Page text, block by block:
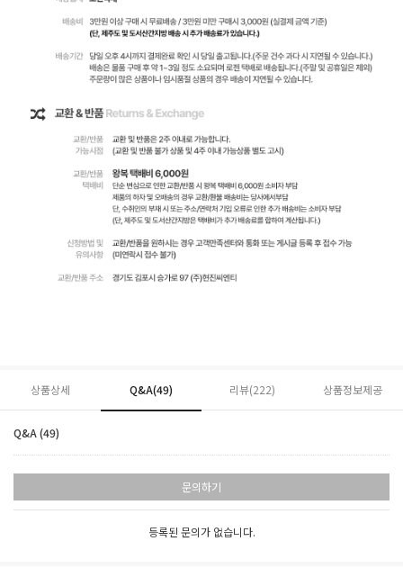
상품상세 Q&A(49) 리뷰(222) 상품정보제공
Q&A (49)
문의하기
등록된 문의가 없습니다.